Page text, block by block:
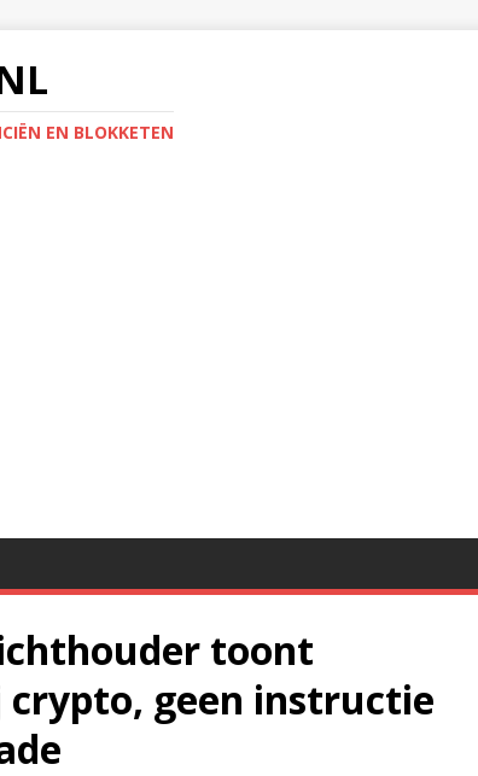
EN BLOKKETEN
toont
geen instructie